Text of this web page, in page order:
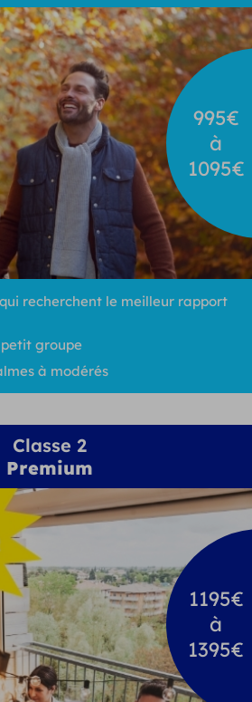
995€
à
1095€
recherchent le meilleur rapport
groupe
à modérés
Classe 2
Premium
1195€
à
1395€